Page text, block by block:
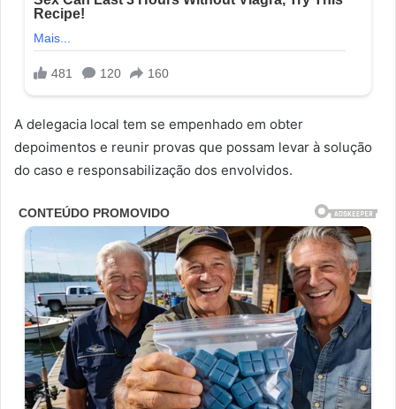
A delegacia local tem se empenhado em obter
depoimentos e reunir provas que possam levar à solução
do caso e responsabilização dos envolvidos.